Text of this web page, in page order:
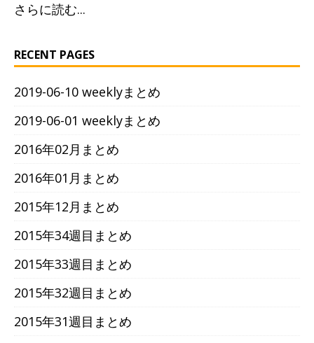
さらに読む...
RECENT PAGES
2019-06-10 weeklyまとめ
2019-06-01 weeklyまとめ
2016年02月まとめ
2016年01月まとめ
2015年12月まとめ
2015年34週目まとめ
2015年33週目まとめ
2015年32週目まとめ
2015年31週目まとめ